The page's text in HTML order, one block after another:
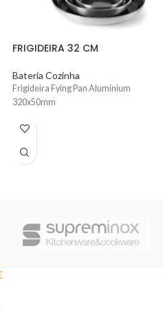
FRIGIDEIRA 32 CM
Bateria Cozinha
Frigideira Fying Pan Aluminium
320x50mm